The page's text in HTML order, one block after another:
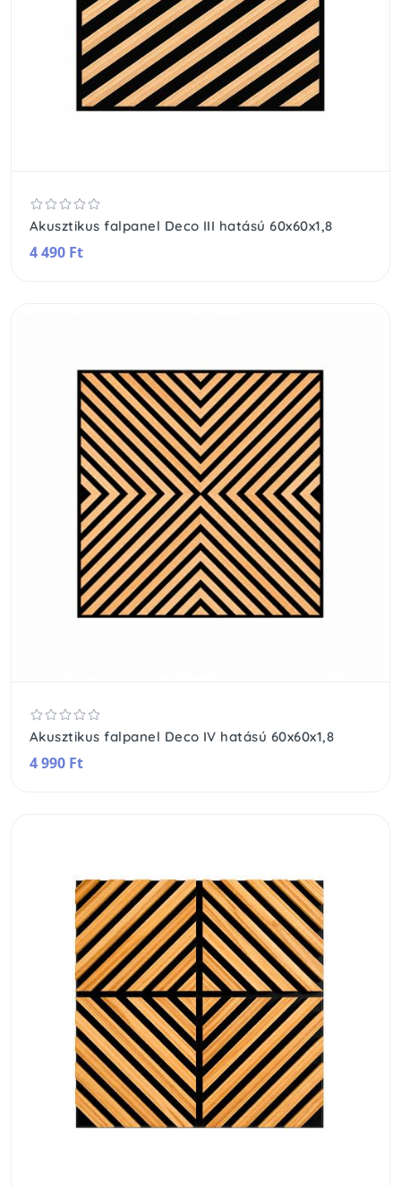
Akusztikus falpanel Deco III hatású 60x60x1,8
4 490 Ft
Akusztikus falpanel Deco IV hatású 60x60x1,8
4 990 Ft